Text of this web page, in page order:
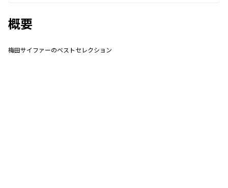
概要
梅田サイファーのベストセレクション